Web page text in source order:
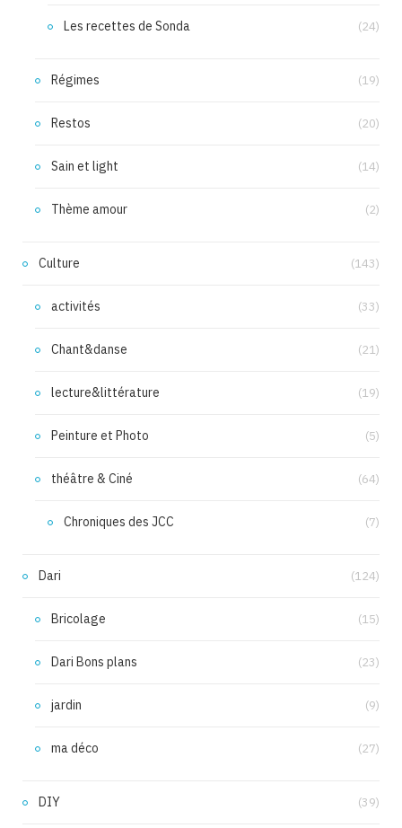
Les recettes de Sonda (24)
Régimes (19)
Restos (20)
Sain et light (14)
Thème amour (2)
Culture (143)
activités (33)
Chant&danse (21)
lecture&littérature (19)
Peinture et Photo (5)
théâtre & Ciné (64)
Chroniques des JCC (7)
Dari (124)
Bricolage (15)
Dari Bons plans (23)
jardin (9)
ma déco (27)
DIY (39)